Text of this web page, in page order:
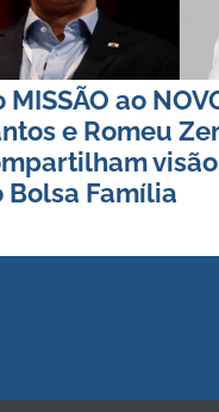
MISSÃO ao
e Romeu
Bolsa Família